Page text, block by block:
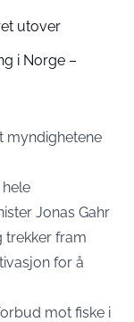
utover
i Norge –
myndighetene
Jonas Gahr
trekker fram
for å
mot fiske i